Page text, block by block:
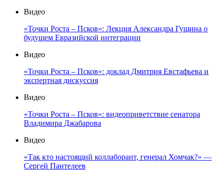
Видео
«Точки Роста – Псков»: Лекция Александра Гущина о
будущем Евразийской интеграции
Видео
«Точки Роста – Псков»: доклад Дмитрия Евстафьева и
экспертная дискуссия
Видео
«Точки Роста – Псков»: видеоприветствие сенатора
Владимира Джабарова
Видео
«Так кто настоящий коллаборант, генерал Хомчак?» —
Сергей Пантелеев